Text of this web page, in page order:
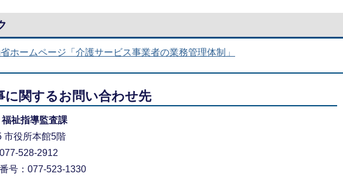
ホームページ「介護サービス事業者の業務管理体制」
に関するお問い合わせ先
祉指導監査課
市役所本館5階
528-2912
号：077-523-1330